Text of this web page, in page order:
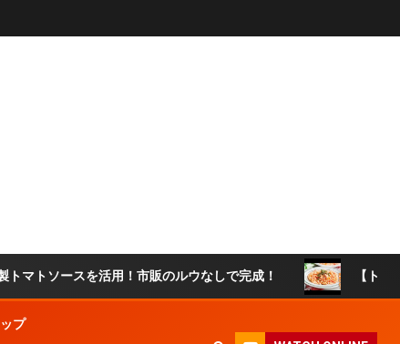
スを活用！市販のルウなしで完成！ 【トマトソース
プ